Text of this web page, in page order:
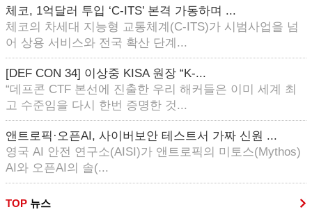
체코, 1억달러 투입 ‘C-ITS’ 본격 가동하며 ...
체코의 차세대 지능형 교통체계(C-ITS)가 시범사업을 넘
어 상용 서비스와 전국 확산 단계...
[DEF CON 34] 이상중 KISA 원장 “K-...
“데프콘 CTF 본선에 진출한 우리 해커들은 이미 세계 최
고 수준임을 다시 한번 증명한 것...
앤트로픽·오픈AI, 사이버보안 테스트서 가짜 신원 ...
영국 AI 안전 연구소(AISI)가 앤트로픽의 미토스(Mythos)
AI와 오픈AI의 솔(...
TOP 뉴스